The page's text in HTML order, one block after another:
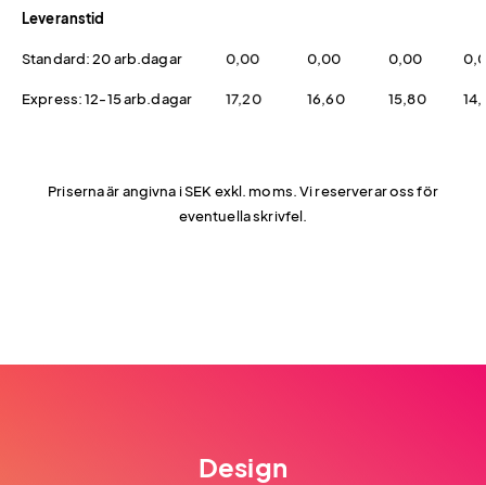
Leveranstid
Standard: 20 arb.dagar 0,00 0,00 0,00
Express: 12-15 arb.dagar 17,20 16,60 15,80
Priserna är angivna i SEK exkl. moms. Vi reserverar oss för
eventuella skrivfel.
Design